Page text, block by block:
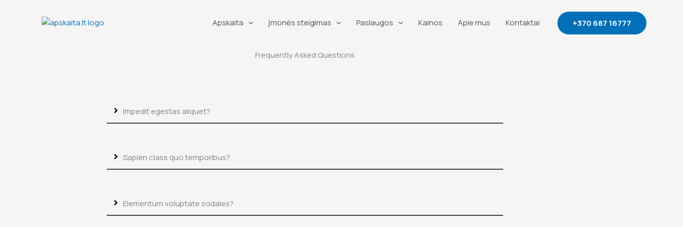
Apskaita Įmonės steigimas Paslaugos Kainos Apie mus Kontaktai +370 687 16777
Frequently Asked Questions
Impedit egestas aliquet?
Sapien class quo temporibus?
Elementum voluptate sodales?